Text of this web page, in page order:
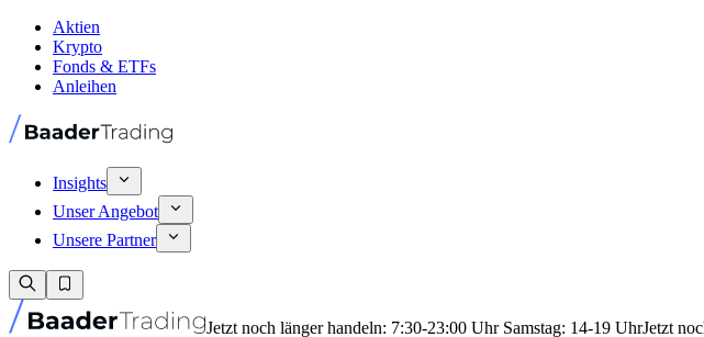
Aktien
Krypto
Fonds & ETFs
Anleihen
Insights
Unser Angebot
Unsere Partner
Jetzt noch länger handeln: 7:30-23:00 Uhr Samstag: 14-19 UhrJetzt